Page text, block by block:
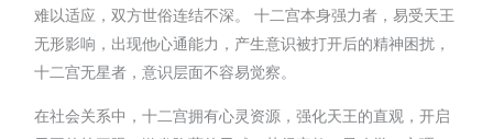
难以适应，双方世俗连结不深。 十二宫本身强力者，易受天王
无形影响，出现他心通能力，产生意识被打开后的精神困扰，
十二宫无星者，意识层面不容易觉察。
在社会关系中，十二宫拥有心灵资源，强化天王的直观，开启